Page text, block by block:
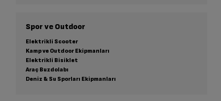
Spor ve Outdoor
Elektrikli Scooter
Kamp ve Outdoor Ekipmanları
Elektrikli Bisiklet
Araç Buzdolabı
Deniz & Su Sporları Ekipmanları